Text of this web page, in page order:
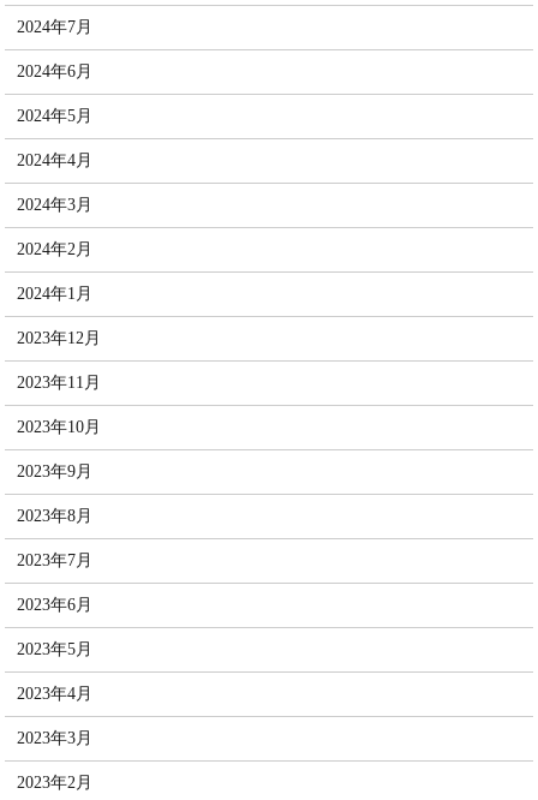
2024年7月
2024年6月
2024年5月
2024年4月
2024年3月
2024年2月
2024年1月
2023年12月
2023年11月
2023年10月
2023年9月
2023年8月
2023年7月
2023年6月
2023年5月
2023年4月
2023年3月
2023年2月